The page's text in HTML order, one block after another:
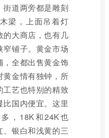
道两旁都是雕刻
梁，上面吊着灯
的大商店，也有几
铺子。黄金市场
，全都出售黄金饰
黄金情有独钟，所
工艺也特别的精致
国内便宜。这里
，18K和24K也
银白和浅黄的三